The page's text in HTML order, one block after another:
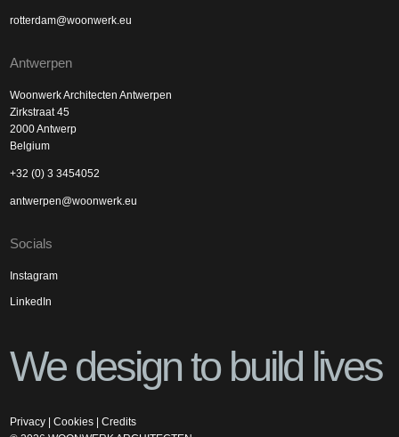
rotterdam@woonwerk.eu
Antwerpen
Woonwerk Architecten Antwerpen
Zirkstraat 45
2000 Antwerp
Belgium
+32 (0) 3 3454052
antwerpen@woonwerk.eu
Socials
Instagram
LinkedIn
We design to build lives
Privacy |Cookies |Credits